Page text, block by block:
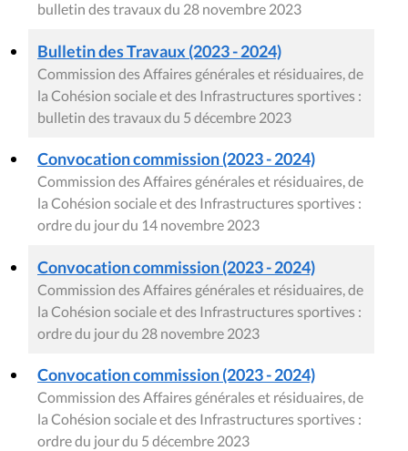
bulletin des travaux du 28 novembre 2023
Bulletin des Travaux (2023 - 2024)
Commission des Affaires générales et résiduaires, de
la Cohésion sociale et des Infrastructures sportives :
bulletin des travaux du 5 décembre 2023
Convocation commission (2023 - 2024)
Commission des Affaires générales et résiduaires, de
la Cohésion sociale et des Infrastructures sportives :
ordre du jour du 14 novembre 2023
Convocation commission (2023 - 2024)
Commission des Affaires générales et résiduaires, de
la Cohésion sociale et des Infrastructures sportives :
ordre du jour du 28 novembre 2023
Convocation commission (2023 - 2024)
Commission des Affaires générales et résiduaires, de
la Cohésion sociale et des Infrastructures sportives :
ordre du jour du 5 décembre 2023